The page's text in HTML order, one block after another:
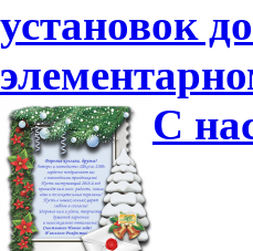
установок
С